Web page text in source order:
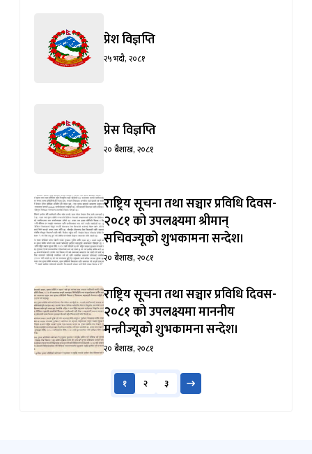
प्रेश विज्ञप्ति
२५ भदौ, २०८१
प्रेस विज्ञप्ति
२० बैशाख, २०८१
राष्ट्रिय सूचना तथा सञ्चार प्रविधि दिवस-
२०८१ को उपलक्ष्यमा श्रीमान्
सचिवज्यूको शुभकामना सन्देश।
२० बैशाख, २०८१
राष्ट्रिय सूचना तथा सञ्चार प्रविधि दिवस-
२०८१ को उपलक्ष्यमा माननीय
मन्त्रीज्यूको शुभकामना सन्देश।
२० बैशाख, २०८१
१ २ ३